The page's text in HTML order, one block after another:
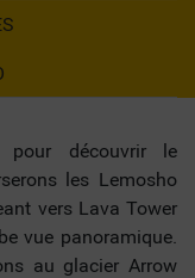
pour découvrir le
les Lemosho
vers Lava Tower
vue panoramique.
au glacier Arrow